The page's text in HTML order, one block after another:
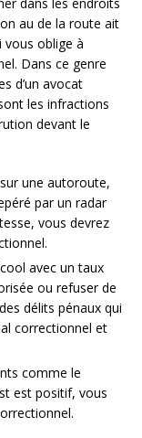
dans les endroits
au de la route ait
oblige à
Dans ce genre
d’un avocat
les infractions
devant le
une autoroute,
par un radar
vous devrez
avec un taux
ou refuser de
délits pénaux qui
correctionnel et
comme le
est positif, vous